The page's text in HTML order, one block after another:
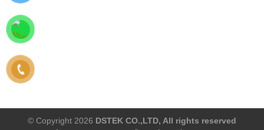
© Copyright 2026 DSTEK CO.,LTD, All rights reserved